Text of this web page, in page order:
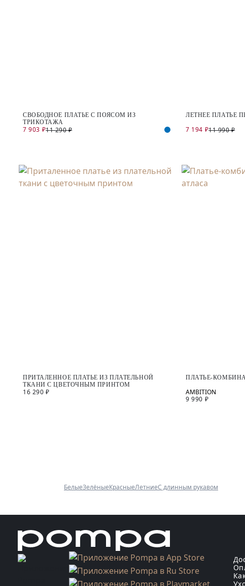
СВОБОДНОЕ ПЛАТЬЕ С ПОЯСОМ ИЗ
ТРИКОТАЖА
7 903 ₽11 290 ₽
ЛЕТНЕЕ ПЛАТЬЕ
7 194 ₽11 990 ₽
ПРИТАЛЕННОЕ ПЛАТЬЕ ИЗ ПЛАТЕЛЬНОЙ
ТКАНИ С ЦВЕТОЧНЫМ ПРИНТОМ
16 290 ₽
ПЛАТЬЕ-
9 990 ₽
БелыеЗелёныеКрасныеЛетниеС длинным рукавом